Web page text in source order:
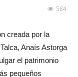
584
creada por la
Anaís Astorga
el patrimonio
pequeños